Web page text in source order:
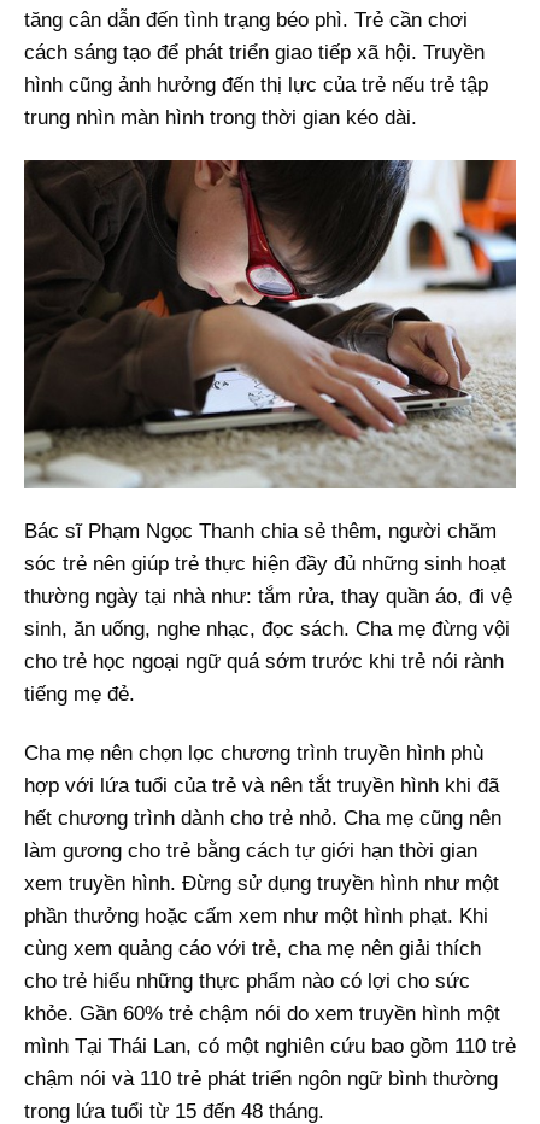
tăng cân dẫn đến tình trạng béo phì. Trẻ cần chơi
cách sáng tạo để phát triển giao tiếp xã hội. Truyền
hình cũng ảnh hưởng đến thị lực của trẻ nếu trẻ tập
trung nhìn màn hình trong thời gian kéo dài.
Bác sĩ Phạm Ngọc Thanh chia sẻ thêm, người chăm
sóc trẻ nên giúp trẻ thực hiện đầy đủ những sinh hoạt
thường ngày tại nhà như: tắm rửa, thay quần áo, đi vệ
sinh, ăn uống, nghe nhạc, đọc sách. Cha mẹ đừng vội
cho trẻ học ngoại ngữ quá sớm trước khi trẻ nói rành
tiếng mẹ đẻ.
Cha mẹ nên chọn lọc chương trình truyền hình phù
hợp với lứa tuổi của trẻ và nên tắt truyền hình khi đã
hết chương trình dành cho trẻ nhỏ. Cha mẹ cũng nên
làm gương cho trẻ bằng cách tự giới hạn thời gian
xem truyền hình. Đừng sử dụng truyền hình như một
phần thưởng hoặc cấm xem như một hình phạt. Khi
cùng xem quảng cáo với trẻ, cha mẹ nên giải thích
cho trẻ hiểu những thực phẩm nào có lợi cho sức
khỏe. Gần 60% trẻ chậm nói do xem truyền hình một
mình Tại Thái Lan, có một nghiên cứu bao gồm 110 trẻ
chậm nói và 110 trẻ phát triển ngôn ngữ bình thường
trong lứa tuổi từ 15 đến 48 tháng.